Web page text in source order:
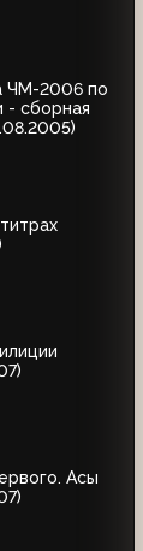
ЧМ-2006 по
- сборная
Асы